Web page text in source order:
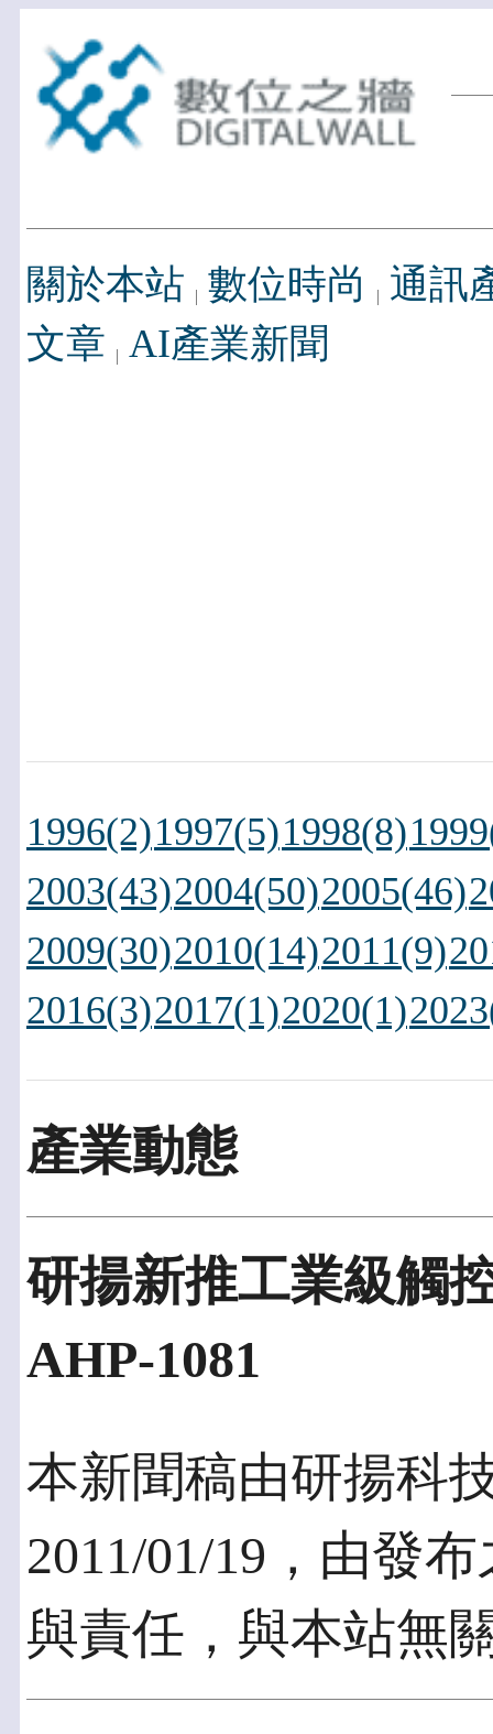
關於本站 數位時尚
通訊
文章 AI產業新聞
1996(2)1997(5)1998(8)
2003(43)2004(50)2005(46)
2009(30)2010(14)2011(9)
2016(3)2017(1)2020(1)
產業動態
研揚新推工業級觸
AHP-1081
本新聞稿由研揚科
2011/01/19，由發
與責任，與本站無